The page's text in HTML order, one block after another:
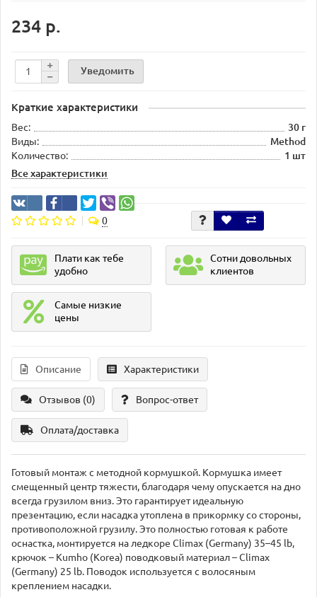
234 р.
Уведомить
Краткие характеристики
Вес:
30 г
Виды:
Method
Количество:
1 шт
Все характеристики
0
Плати как тебе
удобно
Сотни довольных
клиентов
Самые низкие
цены
Описание Характеристики
Отзывов (0) Вопрос-ответ
Оплата/доставка
Готовый монтаж с методной кормушкой. Кормушка имеет
смещенный центр тяжести, благодаря чему опускается на дно
всегда грузилом вниз. Это гарантирует идеальную
презентацию, если насадка утоплена в прикормку со стороны,
противоположной грузилу. Это полностью готовая к работе
оснастка, монтируется на ледкоре Climax (Germany) 35–45 lb,
крючок – Kumho (Korea) поводковый материал – Climax
(Germany) 25 lb. Поводок используется с волосяным
креплением насадки.